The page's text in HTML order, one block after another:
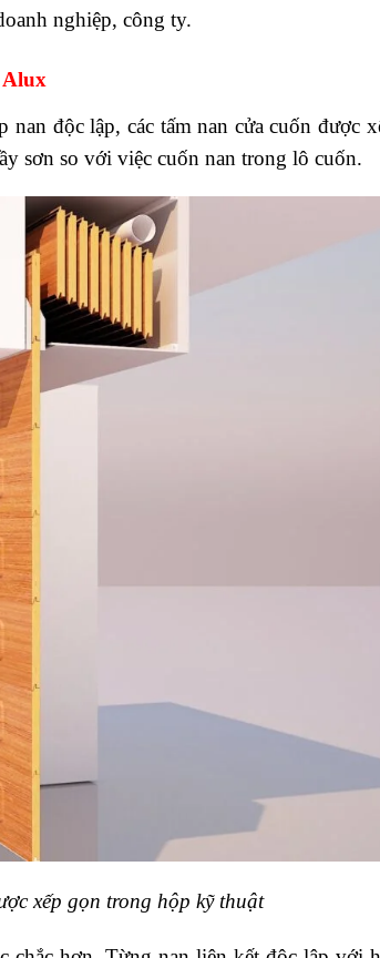
nghiệp, công ty.
nan độc lập, các tấm nan cửa cuốn được
sơn so với việc cuốn nan trong lô cuốn.
xếp gọn trong hộp kỹ thuật